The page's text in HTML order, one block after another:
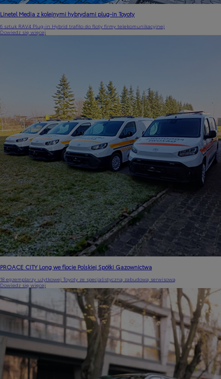
Linetel Media z kolejnymi hybrydami plug-in Toyoty
6 sztuk RAV4 Plug-in Hybrid trafiło do floty firmy telekomunikacyjnej
Dowiedz się więcej
PROACE CITY Long we flocie Polskiej Spółki Gazownictwa
18 egzemplarzy użytkowej Toyoty ze specjalistyczną zabudową serwisową
Dowiedz się więcej